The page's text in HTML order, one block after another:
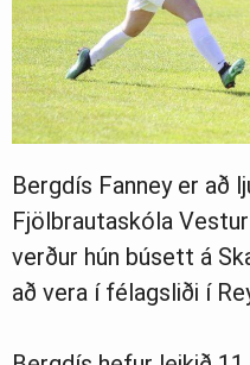
Bergdís Fanney er að
Fjölbrautaskóla
verður hún búsett á
að vera í félagsliði í